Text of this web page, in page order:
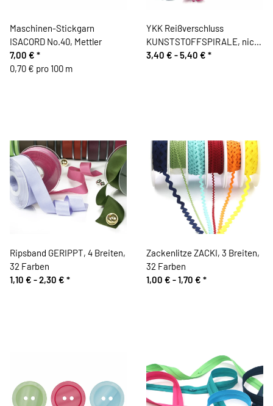
Maschinen-Stickgarn
ISACORD No.40, Mettler
7,00 € *
0,70 € pro 100 m
YKK Reißverschluss
KUNSTSTOFFSPIRALE, nicht
teilbar
3,40 € -5,40 € *
Ripsband GERIPPT, 4 Breiten,
32 Farben
1,10 € -2,30 € *
Zackenlitze ZACKI, 3 Breiten,
32 Farben
1,00 € -1,70 € *